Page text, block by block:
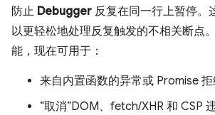
防止 Debugger 反复在同一行上暂停。
以更轻松地处理反复触发的不相关断点
能，现在可用于：
来自内置函数的异常或 Promise 拒
“取消”DOM、fetch/XHR 和 CSP